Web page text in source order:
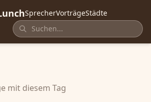
SprecherVorträgeStädte
mit diesem Tag